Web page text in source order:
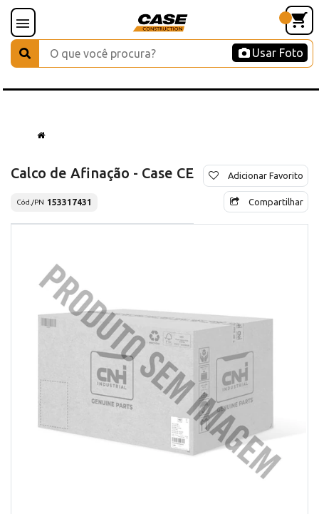
Usar Foto
Calco de Afinação - Case CE
Cód./PN 153317431
Adicionar Favorito
Compartilhar